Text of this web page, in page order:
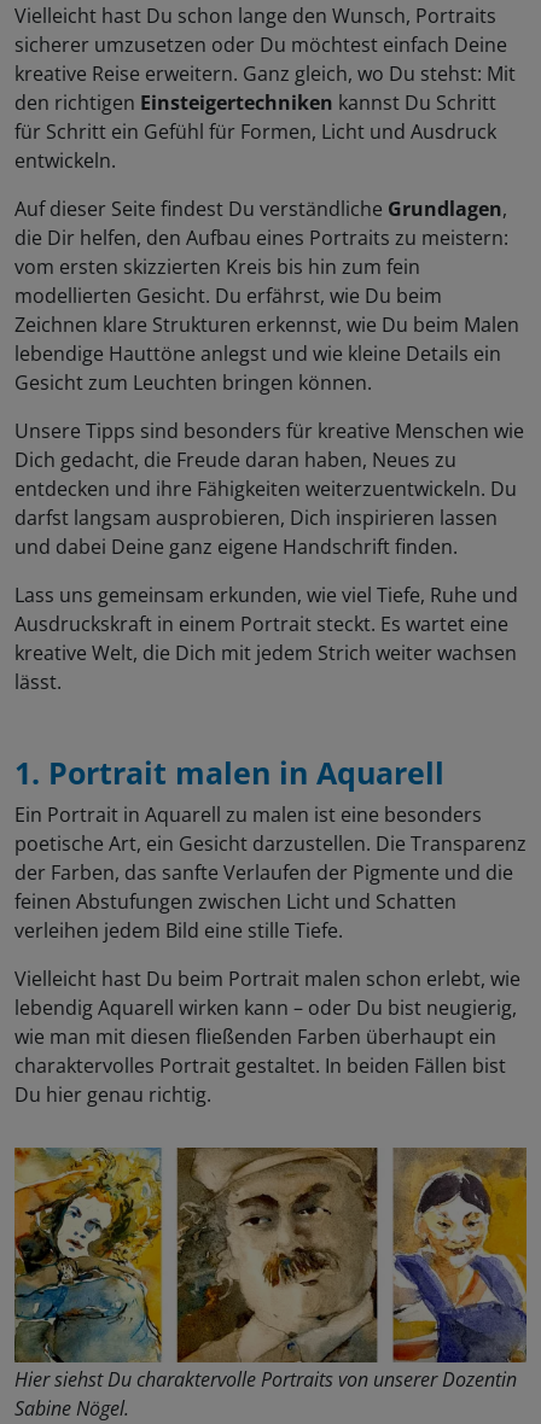
Vielleicht hast Du schon lange den Wunsch, Portraits
sicherer umzusetzen oder Du möchtest einfach Deine
kreative Reise erweitern. Ganz gleich, wo Du stehst: Mit
den richtigen Einsteigertechniken kannst Du Schritt
für Schritt ein Gefühl für Formen, Licht und Ausdruck
entwickeln.
Auf dieser Seite findest Du verständliche Grundlagen,
die Dir helfen, den Aufbau eines Portraits zu meistern:
vom ersten skizzierten Kreis bis hin zum fein
modellierten Gesicht. Du erfährst, wie Du beim
Zeichnen klare Strukturen erkennst, wie Du beim Malen
lebendige Hauttöne anlegst und wie kleine Details ein
Gesicht zum Leuchten bringen können.
Unsere Tipps sind besonders für kreative Menschen wie
Dich gedacht, die Freude daran haben, Neues zu
entdecken und ihre Fähigkeiten weiterzuentwickeln. Du
darfst langsam ausprobieren, Dich inspirieren lassen
und dabei Deine ganz eigene Handschrift finden.
Lass uns gemeinsam erkunden, wie viel Tiefe, Ruhe und
Ausdruckskraft in einem Portrait steckt. Es wartet eine
kreative Welt, die Dich mit jedem Strich weiter wachsen
lässt.
1. Portrait malen in Aquarell
Ein Portrait in Aquarell zu malen ist eine besonders
poetische Art, ein Gesicht darzustellen. Die Transparenz
der Farben, das sanfte Verlaufen der Pigmente und die
feinen Abstufungen zwischen Licht und Schatten
verleihen jedem Bild eine stille Tiefe.
Vielleicht hast Du beim Portrait malen schon erlebt, wie
lebendig Aquarell wirken kann – oder Du bist neugierig,
wie man mit diesen fließenden Farben überhaupt ein
charaktervolles Portrait gestaltet. In beiden Fällen bist
Du hier genau richtig.
Hier siehst Du charaktervolle Portraits von unserer Dozentin
Sabine Nögel.